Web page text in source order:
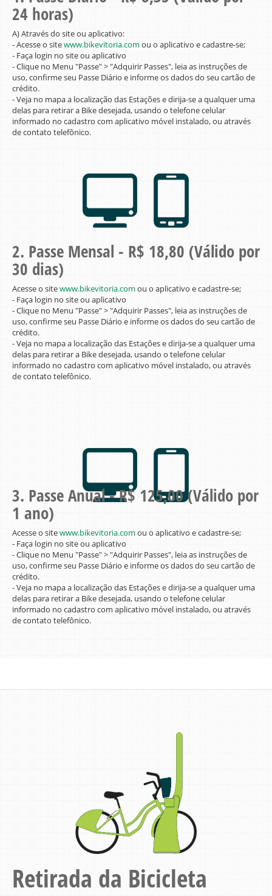
24 horas)
A) Através do site ou aplicativo:
- Acesse o sitewww.bikevitoria.com ou o aplicativo e cadastre-se;
- Faça login no site ou aplicativo
- Clique no Menu "Passe" > "Adquirir Passes", leia as instruções de
uso, confirme seu Passe Diário e informe os dados do seu cartão de
crédito.
- Veja no mapa a localização das Estações e dirija-se a qualquer uma
delas para retirar a Bike desejada, usando o telefone celular
informado no cadastro com aplicativo móvel instalado, ou através
de contato telefônico.
2. Passe Mensal - R$ 18,80 (Válido por
30 dias)
Acesse o sitewww.bikevitoria.com ou o aplicativo e cadastre-se;
- Faça login no site ou aplicativo
- Clique no Menu "Passe" > "Adquirir Passes", leia as instruções de
uso, confirme seu Passe Diário e informe os dados do seu cartão de
crédito.
- Veja no mapa a localização das Estações e dirija-se a qualquer uma
delas para retirar a Bike desejada, usando o telefone celular
informado no cadastro com aplicativo móvel instalado, ou através
de contato telefônico.
3. Passe Anual - R$ 125,00 (Válido por
1 ano)
Acesse o sitewww.bikevitoria.com ou o aplicativo e cadastre-se;
- Faça login no site ou aplicativo
- Clique no Menu "Passe" > "Adquirir Passes", leia as instruções de
uso, confirme seu Passe Diário e informe os dados do seu cartão de
crédito.
- Veja no mapa a localização das Estações e dirija-se a qualquer uma
delas para retirar a Bike desejada, usando o telefone celular
informado no cadastro com aplicativo móvel instalado, ou através
de contato telefônico.
Retirada da Bicicleta